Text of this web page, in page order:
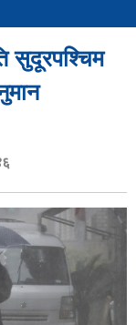
सुदूरपश्चिम